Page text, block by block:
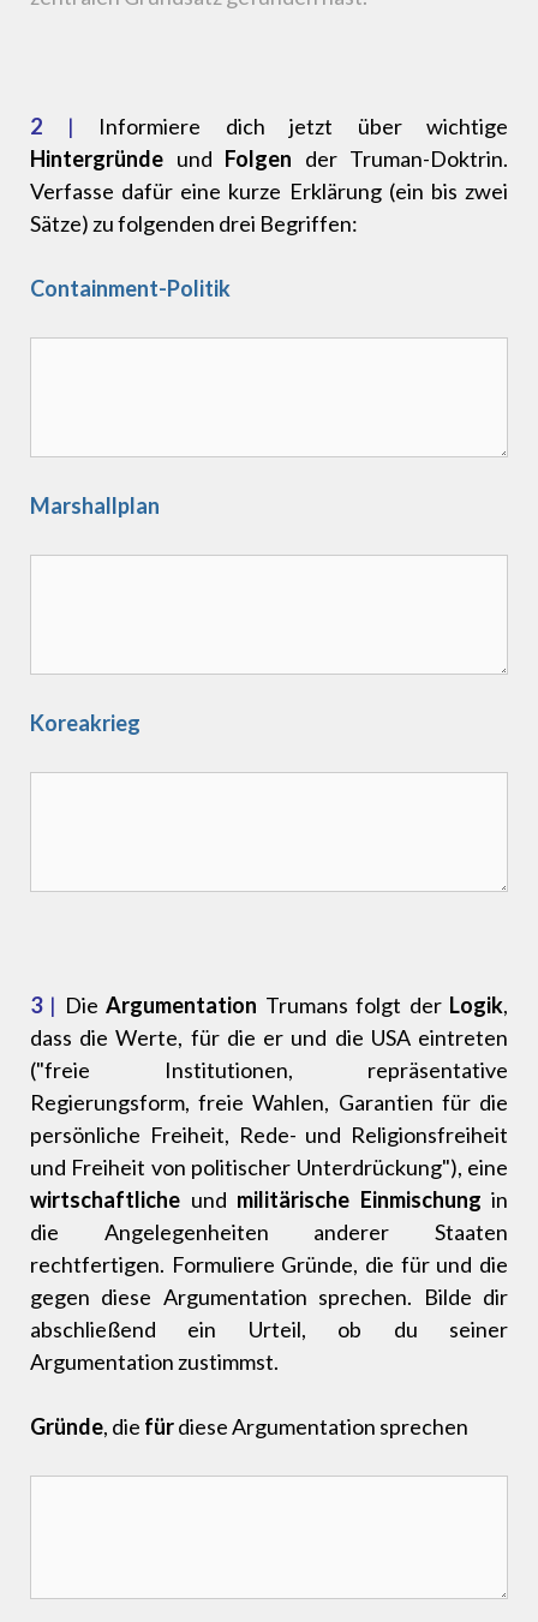
2 | Informiere dich jetzt über wichtige
Hintergründe und Folgen der Truman-Doktrin.
Verfasse dafür eine kurze Erklärung (ein bis zwei
Sätze) zu folgenden drei Begriffen:
Containment-Politik
Marshallplan
Koreakrieg
3| DieArgumentation Trumans folgt der Logik,
dass die Werte, für die er und die USA eintreten
("freie Institutionen, repräsentative
Regierungsform, freie Wahlen, Garantien für die
persönliche Freiheit, Rede- und Religionsfreiheit
und Freiheit von politischer Unterdrückung"), eine
wirtschaftliche und militärische Einmischung in
die Angelegenheiten anderer Staaten
rechtfertigen. Formuliere Gründe, die für und die
gegen diese Argumentation sprechen. Bilde dir
abschließend ein Urteil, ob du seiner
Argumentation zustimmst.
Gründe, die fürdiese Argumentation sprechen